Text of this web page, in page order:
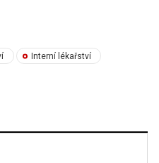
Interní lékařství